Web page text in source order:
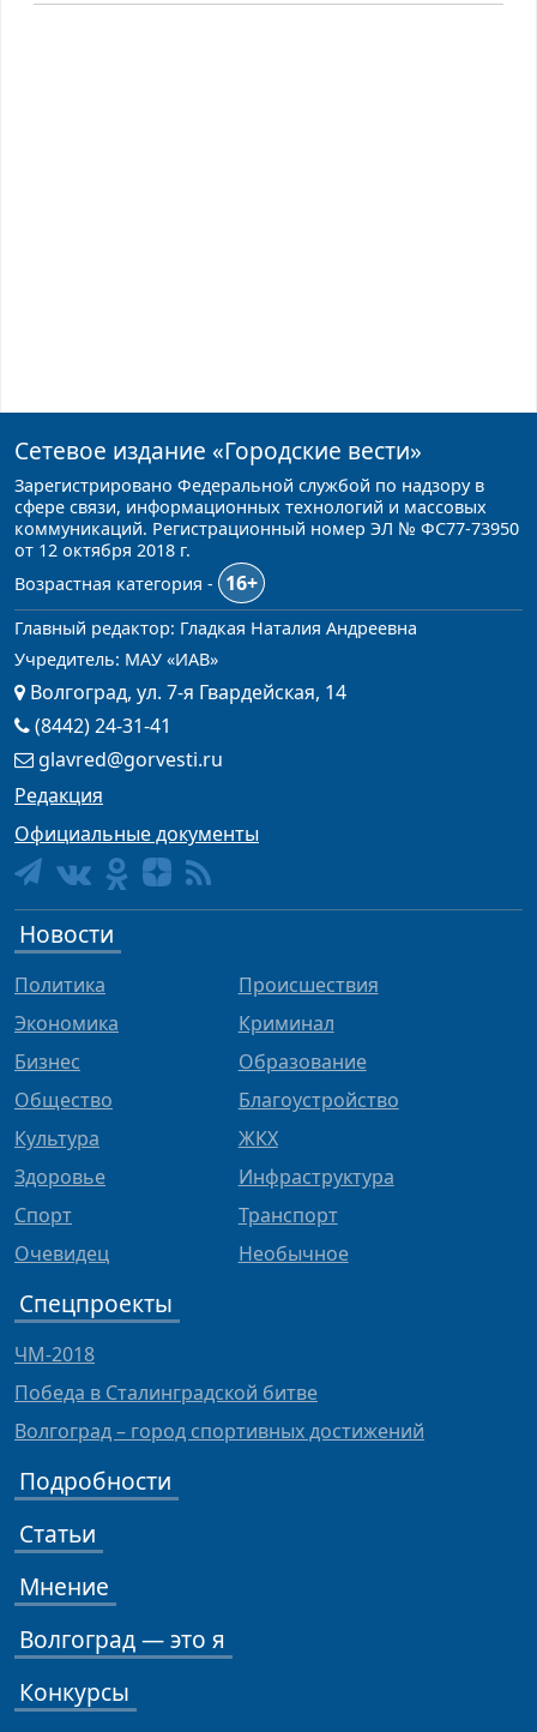
Сетевое издание «Городские вести»
Зарегистрировано Федеральной службой по надзору в
сфере связи, информационных технологий и массовых
коммуникаций. Регистрационный номер ЭЛ № ФС77-73950
от 12 октября 2018 г.
Возрастная категория -
16+
Главный редактор: Гладкая Наталия Андреевна
Учредитель: МАУ «ИАВ»
Волгоград, ул. 7-я Гвардейская, 14
(8442) 24-31-41
glavred@gorvesti.ru
Редакция
Официальные документы
Новости
Политика
Экономика
Бизнес
Общество
Культура
Здоровье
Спорт
Очевидец
Происшествия
Криминал
Образование
Благоустройство
ЖКХ
Инфраструктура
Транспорт
Необычное
Спецпроекты
ЧМ-2018
Победа в Сталинградской битве
Волгоград – город спортивных достижений
Подробности
Статьи
Мнение
Волгоград — это я
Конкурсы